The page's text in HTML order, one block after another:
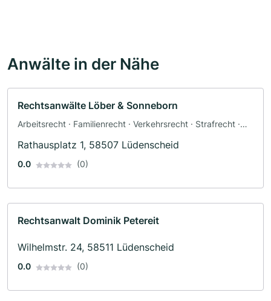
Anwälte in der Nähe
Rechtsanwälte Löber & Sonneborn
Arbeitsrecht · Familienrecht · Verkehrsrecht · Strafrecht ·
Rathausplatz 1, 58507 Lüdenscheid
0.0 (0)
Rechtsanwalt Dominik Petereit
Wilhelmstr. 24, 58511 Lüdenscheid
0.0 (0)